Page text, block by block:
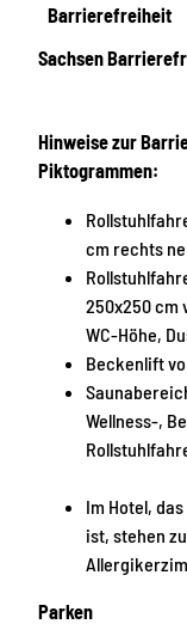
Barrierefreiheit
Sachsen
Hinweise zur
Piktogrammen:
cm rechts
250x250 cm
WC-Höhe,
Beckenlift
Wellness-,
Im Hotel,
ist, stehen
Parken